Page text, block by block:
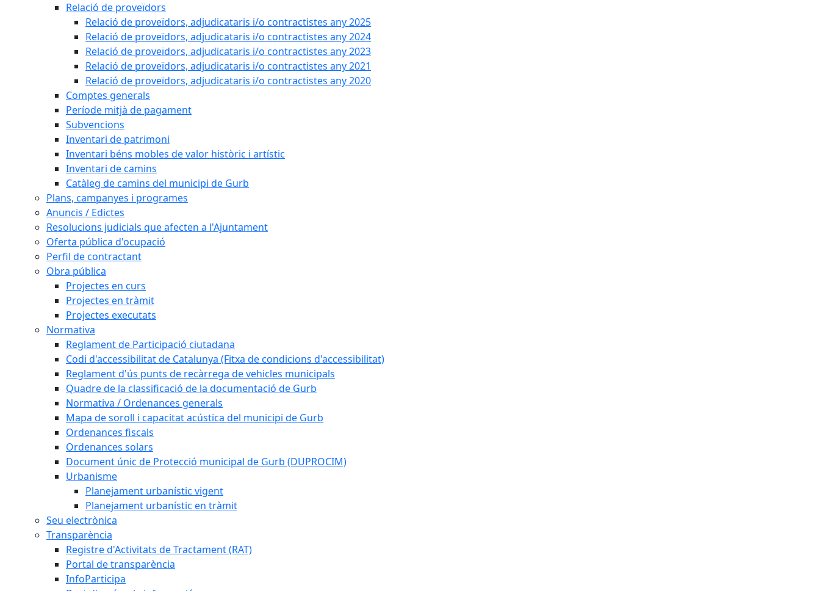
Relació de proveïdors
Relació de proveïdors, adjudicataris i/o contractistes any 2025
Relació de proveïdors, adjudicataris i/o contractistes any 2024
Relació de proveïdors, adjudicataris i/o contractistes any 2023
Relació de proveïdors, adjudicataris i/o contractistes any 2021
Relació de proveïdors, adjudicataris i/o contractistes any 2020
Comptes generals
Període mitjà de pagament
Subvencions
Inventari de patrimoni
Inventari béns mobles de valor històric i artístic
Inventari de camins
Catàleg de camins del municipi de Gurb
Plans, campanyes i programes
Anuncis / Edictes
Resolucions judicials que afecten a l'Ajuntament
Oferta pública d'ocupació
Perfil de contractant
Obra pública
Projectes en curs
Projectes en tràmit
Projectes executats
Normativa
Reglament de Participació ciutadana
Codi d'accessibilitat de Catalunya (Fitxa de condicions d'accessibilitat)
Reglament d'ús punts de recàrrega de vehicles municipals
Quadre de la classificació de la documentació de Gurb
Normativa / Ordenances generals
Mapa de soroll i capacitat acústica del municipi de Gurb
Ordenances fiscals
Ordenances solars
Document únic de Protecció municipal de Gurb (DUPROCIM)
Urbanisme
Planejament urbanístic vigent
Planejament urbanístic en tràmit
Seu electrònica
Transparència
Registre d'Activitats de Tractament (RAT)
Portal de transparència
InfoParticipa